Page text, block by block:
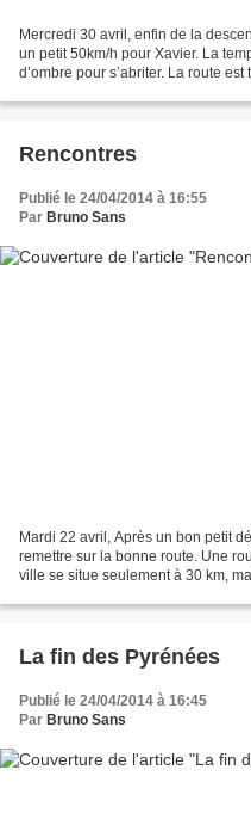
Mercredi 30 avril, enfin de la
un petit 50km/h pour Xavier. La
d’ombre pour s’abriter. La route
Rencontres
Publié le 24/04/2014 à 16:55
Par Bruno Sans
Mardi 22 avril, Après un bon petit
remettre sur la bonne route. Une
ville se situe seulement à 30 km,
La fin des Pyrénées
Publié le 24/04/2014 à 16:45
Par Bruno Sans